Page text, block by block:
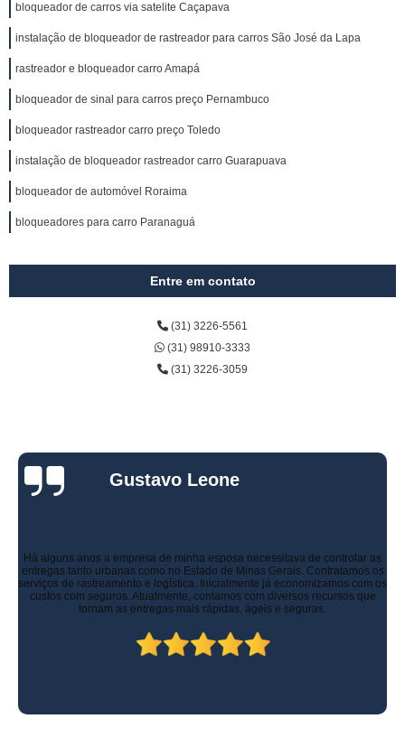
bloqueador de carros via satelite Caçapava
instalação de bloqueador de rastreador para carros São José da Lapa
rastreador e bloqueador carro Amapá
bloqueador de sinal para carros preço Pernambuco
bloqueador rastreador carro preço Toledo
instalação de bloqueador rastreador carro Guarapuava
bloqueador de automóvel Roraima
bloqueadores para carro Paranaguá
Entre em contato
(31) 3226-5561
(31) 98910-3333
(31) 3226-3059
Gustavo Leone
Há alguns anos a empresa de minha esposa necessitava de controlar as
entregas tanto urbanas como no Estado de Minas Gerais. Contratamos os
serviços de rastreamento e logística. Inicialmente já economizamos com os
custos com seguros. Atualmente, contamos com diversos recursos que
tornam as entregas mais rápidas, ágeis e seguras.